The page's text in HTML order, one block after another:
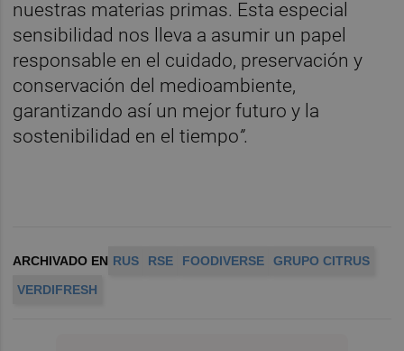
nuestras materias primas. Esta especial
sensibilidad nos lleva a asumir un papel
responsable en el cuidado, preservación y
conservación del medioambiente,
garantizando así un mejor futuro y la
sostenibilidad en el tiempo”.
ARCHIVADO EN RUS RSE FOODIVERSE
GRUPO CITRUS
VERDIFRESH